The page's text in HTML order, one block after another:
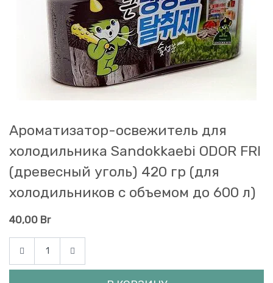
Ароматизатор-освежитель для
холодильника Sandokkaebi ODOR FRI
(древесный уголь) 420 гр (для
холодильников с объемом до 600 л)
40,00 Br